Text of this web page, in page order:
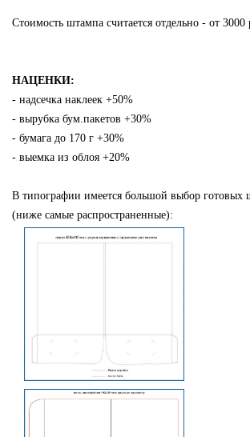
Стоимость штампа считается отдельно - от 3000
НАЦЕНКИ:
- надсечка наклеек +50%
- вырубка бум.пакетов +30%
- бумага до 170 г +30%
- выемка из облоя +20%
В типографии имеется большой выбор готовых
(ниже самые распространенные):